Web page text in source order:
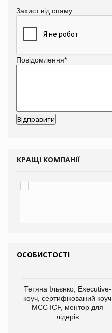
Захист від спаму
Повідомлення*
КРАЩІ КОМПАНІЇ
ОСОБИСТОСТІ
Тетяна Ільєнко, Executive-
коуч, сертифікований коуч
МСС ICF, ментор для
лідерів